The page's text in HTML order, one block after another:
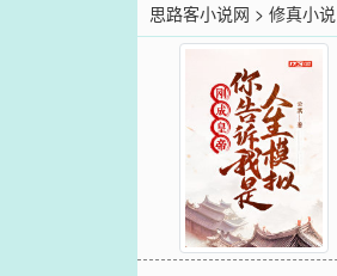
思路客小说网 >修真小说